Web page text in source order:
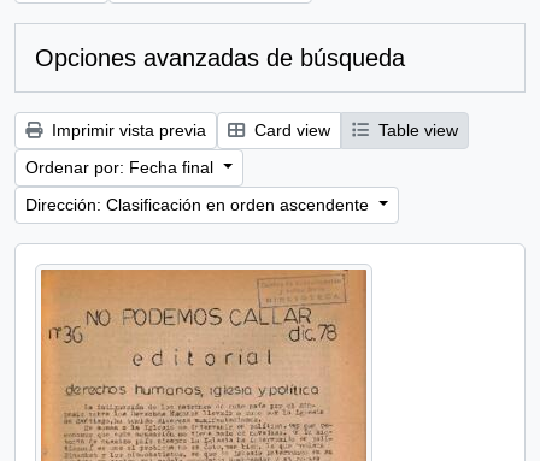
Opciones avanzadas de búsqueda
Imprimir vista previa Card view
Table view
Ordenar por: Fecha final
Dirección: Clasificación en orden ascendente